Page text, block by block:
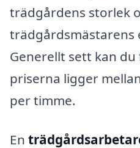
trädgårdens storlek
trädgårdsmästarens
Generellt sett kan
priserna ligger
per timme.
En